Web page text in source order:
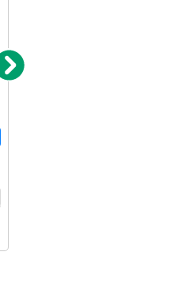
大学・明星大学駅 徒歩6分
1K/21.9㎡